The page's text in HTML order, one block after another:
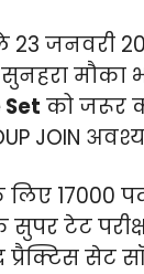
जनवरी
मौका
Set को जरूर
JOIN
17000
टेट
प्रैक्टिस सेट